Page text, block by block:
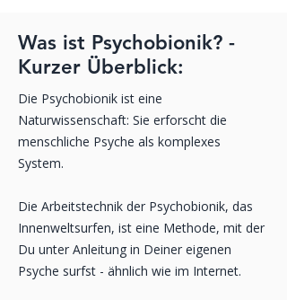
Was ist Psychobionik? -
Kurzer Überblick:
Die Psychobionik ist eine
Naturwissenschaft: Sie erforscht die
menschliche Psyche als komplexes
System.
Die Arbeitstechnik der Psychobionik, das
Innenweltsurfen, ist eine Methode, mit der
Du unter Anleitung in Deiner eigenen
Psyche surfst - ähnlich wie im Internet.